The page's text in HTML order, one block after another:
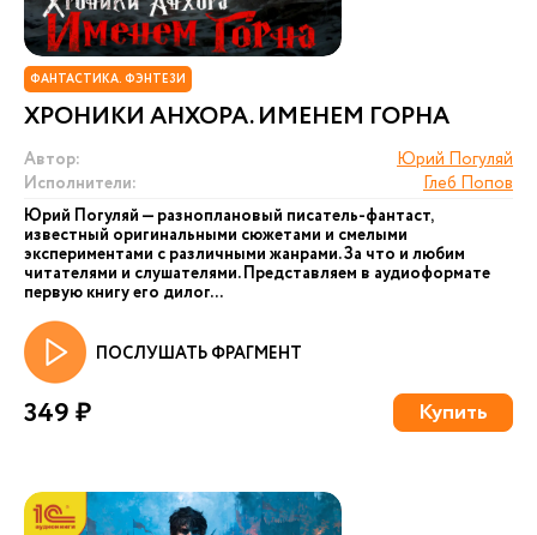
ФАНТАСТИКА. ФЭНТЕЗИ
ХРОНИКИ АНХОРА. ИМЕНЕМ ГОРНА
Автор:
Юрий Погуляй
Исполнители:
Глеб Попов
Юрий Погуляй — разноплановый писатель-фантаст,
известный оригинальными сюжетами и смелыми
экспериментами с различными жанрами. За что и любим
читателями и слушателями. Представляем в аудиоформате
первую книгу его дилог...
ПОСЛУШАТЬ ФРАГМЕНТ
349 ₽ Купить